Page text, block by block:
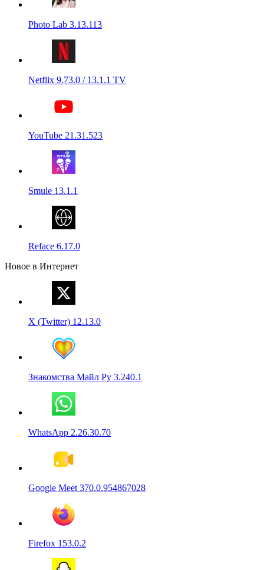
Photo Lab 3.13.113
Netflix 9.73.0 / 13.1.1 TV
YouTube 21.31.523
Smule 13.1.1
Reface 6.17.0
Новое в Интернет
X (Twitter) 12.13.0
Знакомства Майл Ру 3.240.1
WhatsApp 2.26.30.70
Google Meet 370.0.954867028
Firefox 153.0.2